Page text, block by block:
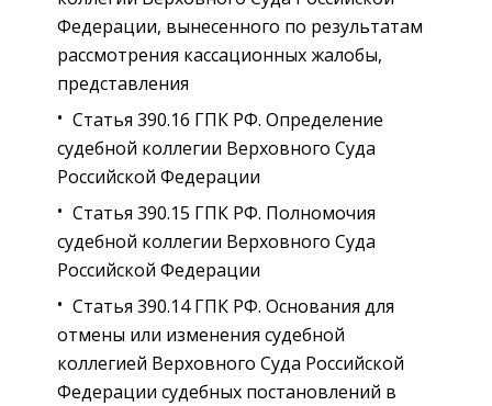
Федерации, вынесенного по результатам
рассмотрения кассационных жалобы,
представления
Статья 390.16 ГПК РФ. Определение
судебной коллегии Верховного Суда
Российской Федерации
Статья 390.15 ГПК РФ. Полномочия
судебной коллегии Верховного Суда
Российской Федерации
Статья 390.14 ГПК РФ. Основания для
отмены или изменения судебной
коллегией Верховного Суда Российской
Федерации судебных постановлений в